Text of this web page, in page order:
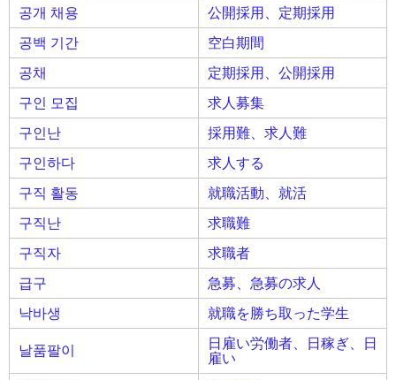
공개 채용
公開採用、定期採用
공백 기간
空白期間
공채
定期採用、公開採用
구인 모집
求人募集
구인난
採用難、求人難
구인하다
求人する
구직 활동
就職活動、就活
구직난
求職難
구직자
求職者
급구
急募、急募の求人
낙바생
就職を勝ち取った学生
날품팔이
日雇い労働者、日稼ぎ、日
雇い